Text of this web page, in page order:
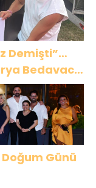
Demişti”…
Bedavacı
Günü